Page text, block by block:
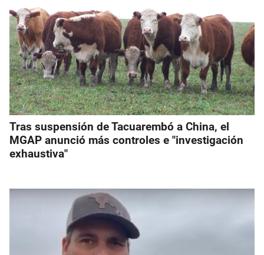
Tras suspensión de Tacuarembó a China, el
MGAP anunció más controles e "investigación
exhaustiva"